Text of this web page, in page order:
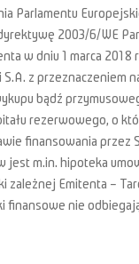
Parlamentu
2003/6/WE
w dniu 1 marca
z
bądź
rezerwowego, o
finansowania
m.in. hipoteka
Emitenta –
nie